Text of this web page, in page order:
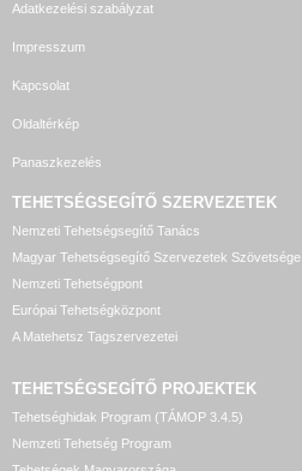
Adatkezelési szabályzat
Impresszum
Kapcsolat
Oldaltérkép
Panaszkezelés
TEHETSÉGSEGÍTŐ SZERVEZETEK
Nemzeti Tehetségsegítő Tanács
Magyar Tehetségsegítő Szervezetek Szövetsége
Nemzeti Tehetségpont
Európai Tehetségközpont
A Matehetsz Tagszervezetei
TEHETSÉGSEGÍTŐ PROJEKTEK
Tehetséghidak Program (TÁMOP 3.4.5)
Nemzeti Tehetség Program